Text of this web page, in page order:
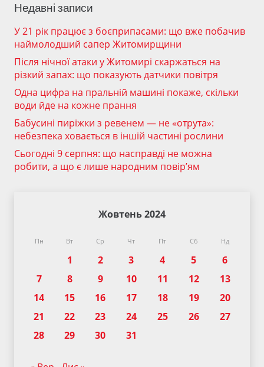
Недавні записи
У 21 рік працює з боєприпасами: що вже побачив
наймолодший сапер Житомирщини
Після нічної атаки у Житомирі скаржаться на
різкий запах: що показують датчики повітря
Одна цифра на пральній машині покаже, скільки
води йде на кожне прання
Бабусині пиріжки з ревенем — не «отрута»:
небезпека ховається в іншій частині рослини
Сьогодні 9 серпня: що насправді не можна
робити, а що є лише народним повір’ям
Жовтень 2024
Пн Вт Ср Чт Пт Сб Нд
1 2 3 4 5
6
7
8 9 10 11 12
13
14
15 16 17 18 19
20
21
22 23 24 25 26
27
28
29 30 31